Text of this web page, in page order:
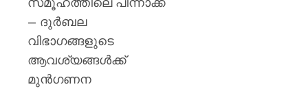
– ദുർബല
വിഭാഗങ്ങളുടെ
ആവശ്യങ്ങൾക്ക്
മുൻഗണന